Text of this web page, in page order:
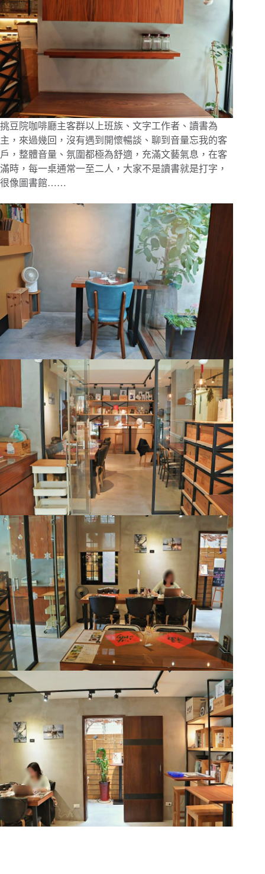
挑豆院咖啡廳主客群以上班族、文字工作者、讀書為
主，來過幾回，沒有遇到開懷暢談、聊到音量忘我的客
戶，整體音量、氛圍都極為舒適，充滿文藝氣息，在客
滿時，每一桌通常一至二人，大家不是讀書就是打字，
很像圖書館……